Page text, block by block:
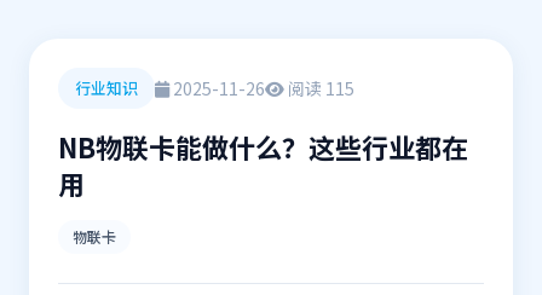
行业知识 2025-11-26 阅读 115
NB物联卡能做什么？这些行业都在
用
物联卡